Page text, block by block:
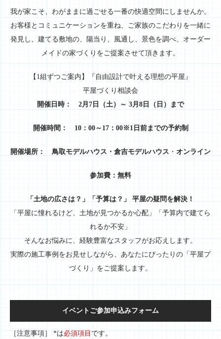
我が家こそ、わがままに過ごせる一番の快適空間にしませんか。
お客様とコミュニケーションを重ね、ご家族のこだわりを一緒に
発見し、建てる敷地の、陽当り、風通し、景色を調べ、オーダー
メイドの家づくりをご提案させて頂きます。
【1組ずつご案内】『自由設計で叶える理想の平屋』
平屋づくり相談会
開催日時： 2月7日（土）～ 3月8日（日）まで
開催時間： 10：00～17：00※1日前までの予約制
開催場所： 鳥取モデルハウス・倉吉モデルハウス ・ オンライン
参加費：無料
「土地の広さは？」「予算は？」 平屋の疑問を解決！
「平屋に憧れるけど、土地が見つかるか心配」「予算内で建てら
れるか不安」
そんなお悩みに、経験豊富なスタッフがお応えします。
実際の施工事例をお見せしながら、あなたにぴったりの「平屋プ
づくり」をご提案します。
イベントご参加申込みフォーム
［注意事項］ *は必須項目 です。